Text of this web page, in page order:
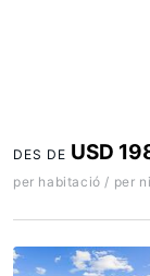
DES DE USD
per habitació / per